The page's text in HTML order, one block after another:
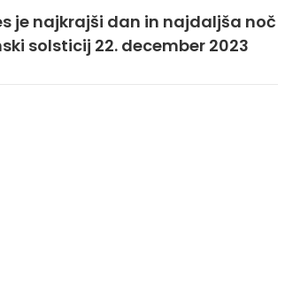
je najkrajši dan in najdaljša noč
solsticij 22. december 2023